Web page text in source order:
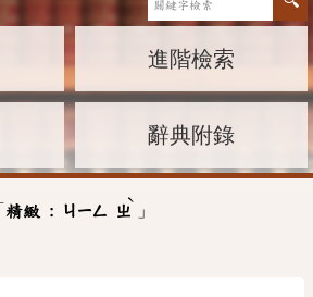
進階檢索
辭典附錄
精緻 : ㄐㄧㄥ ㄓ
ˋ
」